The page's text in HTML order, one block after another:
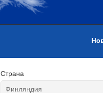
Страна